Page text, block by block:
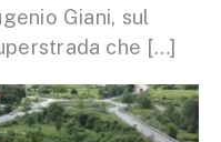
Giani, sul
che […]